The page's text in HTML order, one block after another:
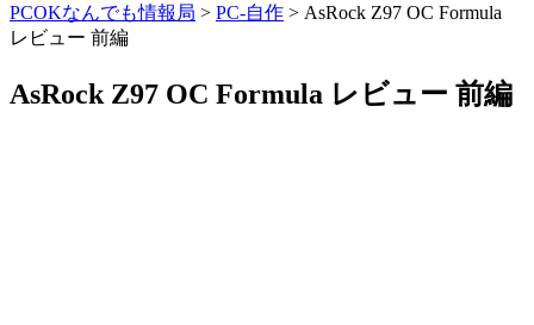
PCOKなんでも情報局 > PC-自作 > AsRock Z97 OC Formula
レビュー 前編
AsRock Z97 OC Formula レビュー 前編